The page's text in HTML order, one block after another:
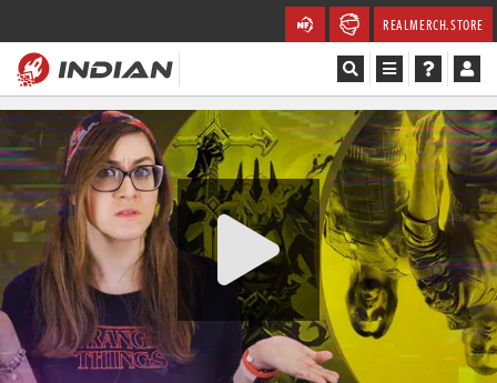
REALMERCH.STORE
Magazín
Recenze
Videa
Soutěže
Databáze